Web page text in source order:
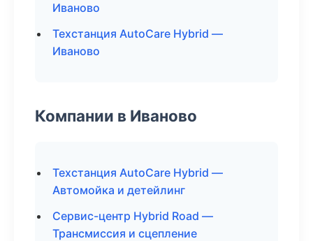
Иваново
Техстанция AutoCare Hybrid —
Иваново
Компании в Иваново
Техстанция AutoCare Hybrid —
Автомойка и детейлинг
Сервис-центр Hybrid Road —
Трансмиссия и сцепление